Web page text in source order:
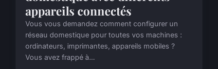
appareils connectés
Vous vous demandez comment configurer un
réseau domestique pour toutes vos machines :
ordinateurs, imprimantes, appareils mobiles ?
Vous avez frappé à...